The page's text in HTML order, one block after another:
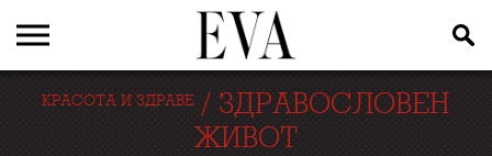
КРАСОТА И ЗДРАВЕ / ЗДРАВОСЛОВЕН
ЖИВОТ